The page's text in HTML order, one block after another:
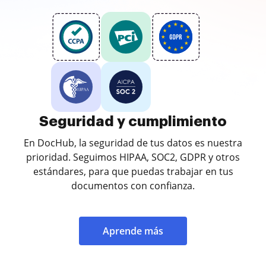
Seguridad y cumplimiento
En DocHub, la seguridad de tus datos es nuestra
prioridad. Seguimos HIPAA, SOC2, GDPR y otros
estándares, para que puedas trabajar en tus
documentos con confianza.
Aprende más